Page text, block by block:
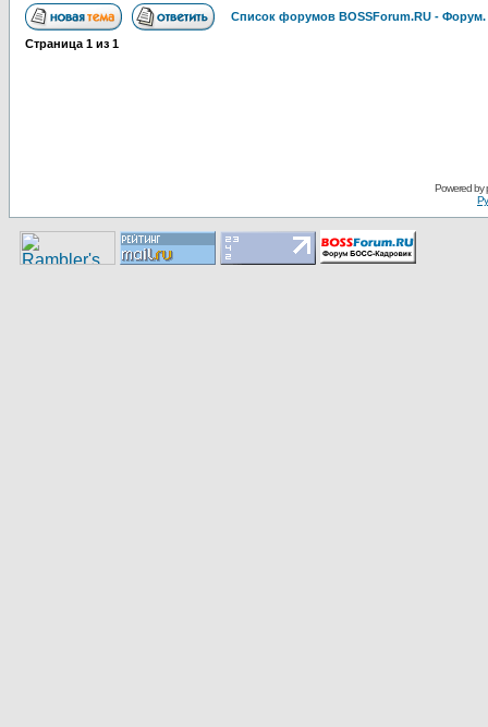
Список форумов BOSSForum.RU -
Страница 1 из 1
Pоwerеd by